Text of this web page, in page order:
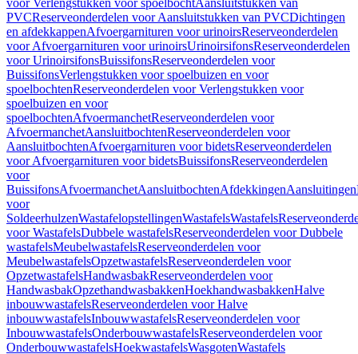
voor Verlengstukken voor spoelbochtAansluitstukken van
PVCReserveonderdelen voor Aansluitstukken van PVCDichtingen
en afdekkappenAfvoergarnituren voor urinoirsReserveonderdelen
voor Afvoergarnituren voor urinoirsUrinoirsifonsReserveonderdelen
voor UrinoirsifonsBuissifonsReserveonderdelen voor
BuissifonsVerlengstukken voor spoelbuizen en voor
spoelbochtenReserveonderdelen voor Verlengstukken voor
spoelbuizen en voor
spoelbochtenAfvoermanchetReserveonderdelen voor
AfvoermanchetAansluitbochtenReserveonderdelen voor
AansluitbochtenAfvoergarnituren voor bidetsReserveonderdelen
voor Afvoergarnituren voor bidetsBuissifonsReserveonderdelen
voor
BuissifonsAfvoermanchetAansluitbochtenAfdekkingenAansluitingen
voor
SoldeerhulzenWastafelopstellingenWastafelsWastafels
voor WastafelsDubbele wastafelsReserveonderdelen voor Dubbele
wastafelsMeubelwastafelsReserveonderdelen voor
MeubelwastafelsOpzetwastafelsReserveonderdelen voor
OpzetwastafelsHandwasbakReserveonderdelen voor
HandwasbakOpzethandwasbakkenHoekhandwasbakkenHalve
inbouwwastafelsReserveonderdelen voor Halve
inbouwwastafelsInbouwwastafelsReserveonderdelen voor
InbouwwastafelsOnderbouwwastafelsReserveonderdelen voor
OnderbouwwastafelsHoekwastafelsWasgotenWastafels